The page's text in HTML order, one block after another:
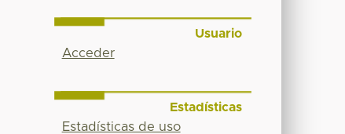
Usuario
Acceder
Estadísticas
Estadísticas de uso